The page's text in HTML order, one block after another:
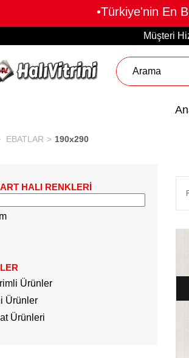
•Türkiye'nin En
Müşteri
EBATLAR 190x290
HALI RENKLERİ
Ürünler
Ürünler
Ürünleri